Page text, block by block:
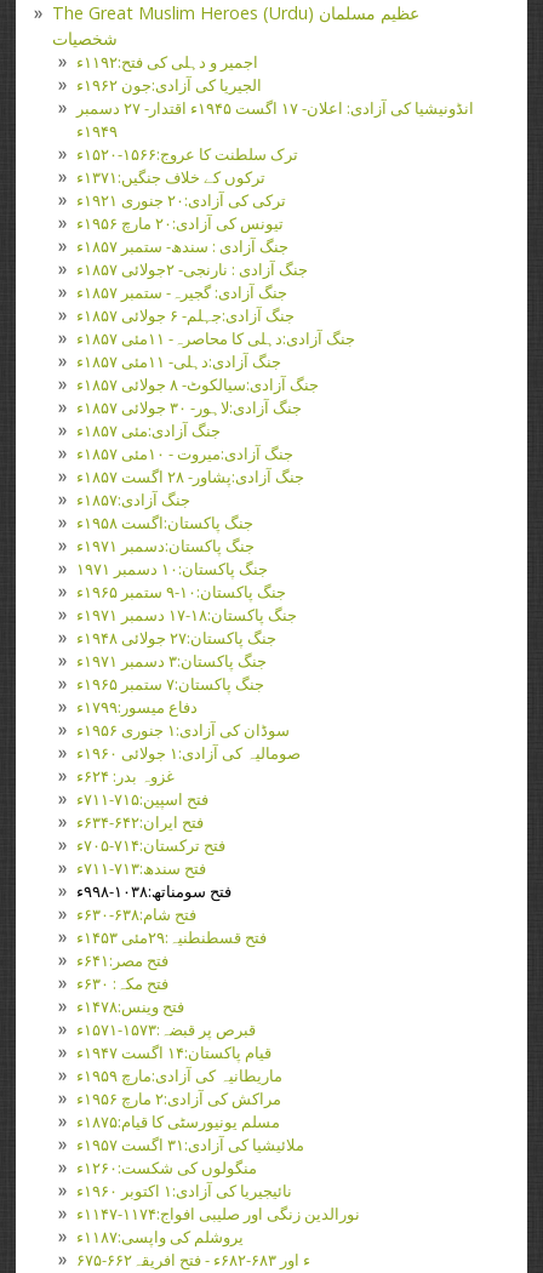
The Great Muslim Heroes (Urdu) عظیم مسلمان
شخصیات
اجمیر و دہلی کی فتح:۱۱۹۲ء
الجیریا کی آزادی:جون ۱۹۶۲ء
انڈونیشیا کی آزادی: اعلان- ۱۷ اگست ۱۹۴۵ء اقتدار- ۲۷ دسمبر
۱۹۴۹ء
ترک سلطنت کا عروج:۱۵۶۶-۱۵۲۰ء
ترکوں کے خلاف جنگیں:۱۳۷۱ء
ترکی کی آزادی:۲۰ جنوری ۱۹۲۱ء
تیونس کی آزادی:۲۰ مارچ ۱۹۵۶ء
جنگ آزادی : سندھ- ستمبر ۱۸۵۷ء
جنگ آزادی : نارنجی- ۲جولائی ۱۸۵۷ء
جنگ آزادی: گجیرہ- ستمبر ۱۸۵۷ء
جنگ آزادی:جہلم- ۶ جولائی ۱۸۵۷ء
جنگ آزادی:دہلی کا محاصرہ- ۱۱مئی ۱۸۵۷ء
جنگ آزادی:دہلی- ۱۱مئی ۱۸۵۷ء
جنگ آزادی:سیالکوٹ- ۸ جولائی ۱۸۵۷ء
جنگ آزادی:لاہور- ۳۰ جولائی ۱۸۵۷ء
جنگ آزادی:مئی ۱۸۵۷ء
جنگ آزادی:میروت - ۱۰مئی ۱۸۵۷ء
جنگ آزادی:پشاور- ۲۸ اگست ۱۸۵۷ء
جنگ آزادی:۱۸۵۷ء
جنگ پاکستان:اگست ۱۹۵۸ء
جنگ پاکستان:دسمبر ۱۹۷۱ء
جنگ پاکستان:۱۰ دسمبر ۱۹۷۱
جنگ پاکستان:۱۰-۹ ستمبر ۱۹۶۵ء
جنگ پاکستان:۱۸-۱۷ دسمبر ۱۹۷۱ء
جنگ پاکستان:۲۷ جولائی ۱۹۴۸ء
جنگ پاکستان:۳ دسمبر ۱۹۷۱ء
جنگ پاکستان:۷ ستمبر ۱۹۶۵ء
دفاع میسور:۱۷۹۹ء
سوڈان کی آزادی:۱ جنوری ۱۹۵۶ء
صومالیہ کی آزادی:۱ جولائی ۱۹۶۰ء
غزوہ بدر: ۶۲۴ء
فتح اسپین:۷۱۵-۷۱۱ء
فتح ایران:۶۴۲-۶۳۴ء
فتح ترکستان:۷۱۴-۷۰۵ء
فتح سندھ:۷۱۳-۷۱۱ء
فتح سومناتھ:۱۰۳۸-۹۹۸ء
فتح شام:۶۳۸-۶۳۰ء
فتح قسطنطنیہ:۲۹مئی ۱۴۵۳ء
فتح مصر:۶۴۱ء
فتح مکہ: ۶۳۰ء
فتح وینس:۱۴۷۸ء
قبرص پر قبضہ:۱۵۷۳-۱۵۷۱ء
قیام پاکستان:۱۴ اگست ۱۹۴۷ء
ماریطانیہ کی آزادی:مارچ ۱۹۵۹ء
مراکش کی آزادی:۲ مارچ ۱۹۵۶ء
مسلم یونیورسٹی کا قیام:۱۸۷۵ء
ملائیشیا کی آزادی:۳۱ اگست ۱۹۵۷ء
منگولوں کی شکست:۱۲۶۰ء
نائیجیریا کی آزادی:۱ اکتوبر ۱۹۶۰ء
نورالدین زنگی اور صلیبی افواج:۱۱۷۴-۱۱۴۷ء
یروشلم کی واپسی:۱۱۸۷ء
۶۷۵-۶۶۲ء اور ۶۸۳-۶۸۲ء - فتح افریقہ